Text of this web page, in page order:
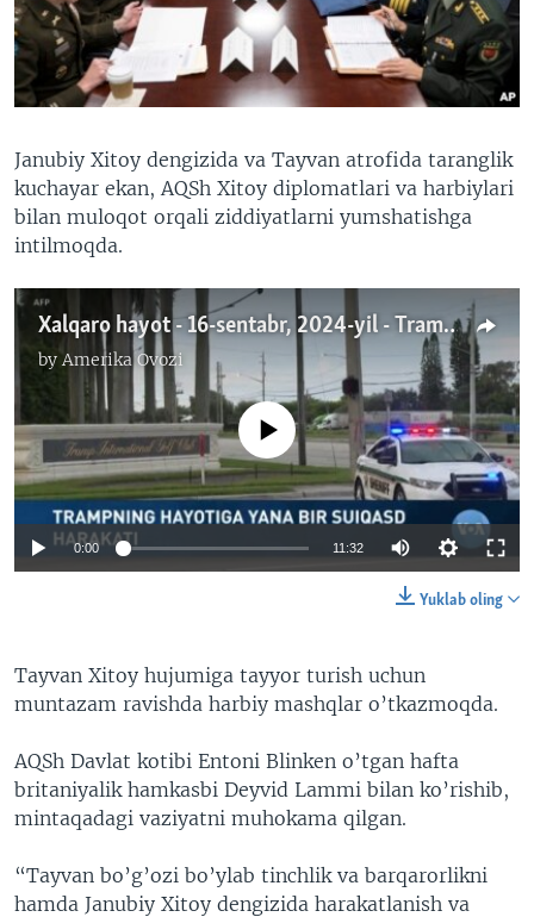
VIDEO
XABARLAR SURATLARDA
ODNOKLASSNIKI
TELEGRAM
TWITTER
SOUNDCLOUD
VOA
Janubiy Xitoy dengizida va Tayvan atrofida taranglik
kuchayar ekan, AQSh Xitoy diplomatlari va harbiylari
bilan muloqot orqali ziddiyatlarni yumshatishga
intilmoqda.
Xalqaro hayot - 16-sentabr, 2024-yil - Tramp hayotiga yana bir suiqasd harakati
byAmerika Ovozi
No media source currently available
0:00 11:32
Yuklab oling
Tayvan Xitoy hujumiga tayyor turish uchun
muntazam ravishda harbiy mashqlar o’tkazmoqda.
AQSh Davlat kotibi Entoni Blinken o’tgan hafta
britaniyalik hamkasbi Deyvid Lammi bilan ko’rishib,
mintaqadagi vaziyatni muhokama qilgan.
“Tayvan bo’g’ozi bo’ylab tinchlik va barqarorlikni
hamda Janubiy Xitoy dengizida harakatlanish va